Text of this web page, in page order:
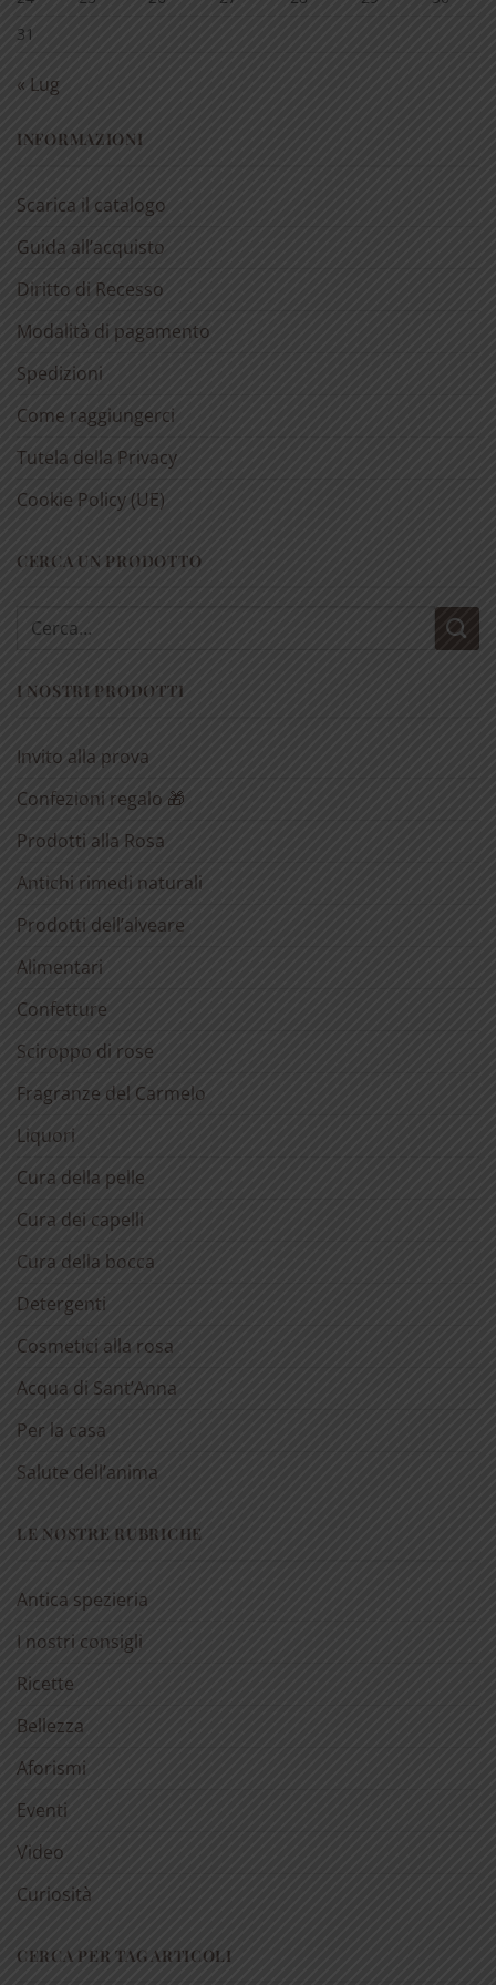
31
« Lug
INFORMAZIONI
Scarica il catalogo
Guida all’acquisto
Diritto di Recesso
Modalità di pagamento
Spedizioni
Come raggiungerci
Tutela della Privacy
Cookie Policy (UE)
CERCA UN PRODOTTO
Cerca:
I NOSTRI PRODOTTI
Invito alla prova
Confezioni regalo 🎁
Prodotti alla Rosa
Antichi rimedi naturali
Prodotti dell’alveare
Alimentari
Confetture
Sciroppo di rose
Fragranze del Carmelo
Liquori
Cura della pelle
Cura dei capelli
Cura della bocca
Detergenti
Cosmetici alla rosa
Acqua di Sant’Anna
Per la casa
Salute dell’anima
LE NOSTRE RUBRICHE
Antica spezieria
I nostri consigli
Ricette
Bellezza
Aforismi
Eventi
Video
Curiosità
CERCA PER TAG ARTICOLI